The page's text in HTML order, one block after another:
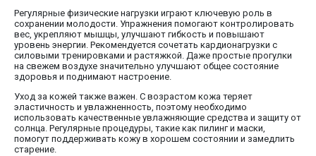
Регулярные физические нагрузки играют ключевую роль в
сохранении молодости. Упражнения помогают контролировать
вес, укрепляют мышцы, улучшают гибкость и повышают
уровень энергии. Рекомендуется сочетать кардионагрузки с
силовыми тренировками и растяжкой. Даже простые прогулки
на свежем воздухе значительно улучшают общее состояние
здоровья и поднимают настроение.
Уход за кожей также важен. С возрастом кожа теряет
эластичность и увлажненность, поэтому необходимо
использовать качественные увлажняющие средства и защиту от
солнца. Регулярные процедуры, такие как пилинг и маски,
помогут поддерживать кожу в хорошем состоянии и замедлить
старение.